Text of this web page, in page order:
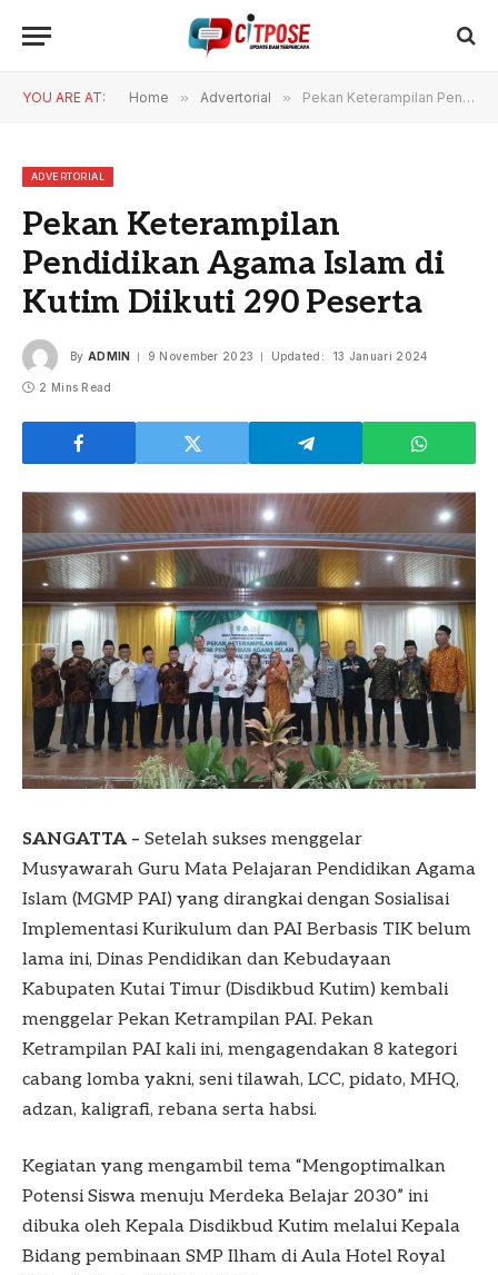
YOU ARE AT: Home » Advertorial » Pekan Keterampilan Pendidikan Agama Islam di Kutim Diikuti 290 Peserta
ADVERTORIAL
Pekan Keterampilan
Pendidikan Agama Islam di
Kutim Diikuti 290 Peserta
By ADMIN 9 November 2023 Updated: 13 Januari 2024
2 Mins Read
SANGATTA – Setelah sukses menggelar
Musyawarah Guru Mata Pelajaran Pendidikan Agama
Islam (MGMP PAI) yang dirangkai dengan Sosialisai
Implementasi Kurikulum dan PAI Berbasis TIK belum
lama ini, Dinas Pendidikan dan Kebudayaan
Kabupaten Kutai Timur (Disdikbud Kutim) kembali
menggelar Pekan Ketrampilan PAI. Pekan
Ketrampilan PAI kali ini, mengagendakan 8 kategori
cabang lomba yakni, seni tilawah, LCC, pidato, MHQ,
adzan, kaligrafi, rebana serta habsi.
Kegiatan yang mengambil tema “Mengoptimalkan
Potensi Siswa menuju Merdeka Belajar 2030” ini
dibuka oleh Kepala Disdikbud Kutim melalui Kepala
Bidang pembinaan SMP Ilham di Aula Hotel Royal